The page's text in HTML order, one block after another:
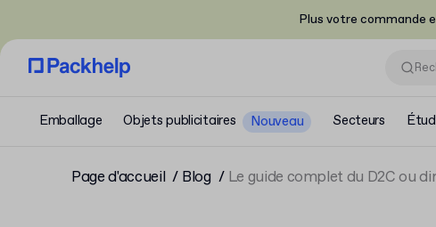
Plus votre commande
Emballage Objets publicitaires Nouveau Secteurs
Page d'accueil Blog Le guide complet du D2C ou